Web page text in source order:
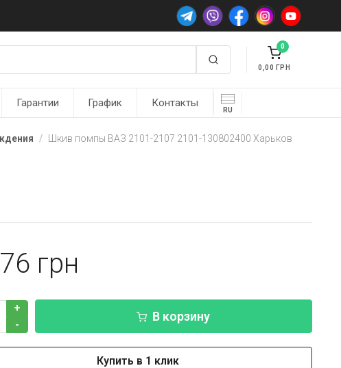
0
0,00
Гарантии График Контакты
RU
Шкив помпы ВАЗ 2101-2107 2101-130802400 Харьков
+
-
В корзину
Купить в 1 клик